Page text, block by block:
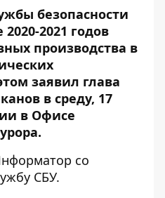
безопасности
2021 годов
производства в
заявил глава
в среду, 17
в Офисе
со
СБУ.